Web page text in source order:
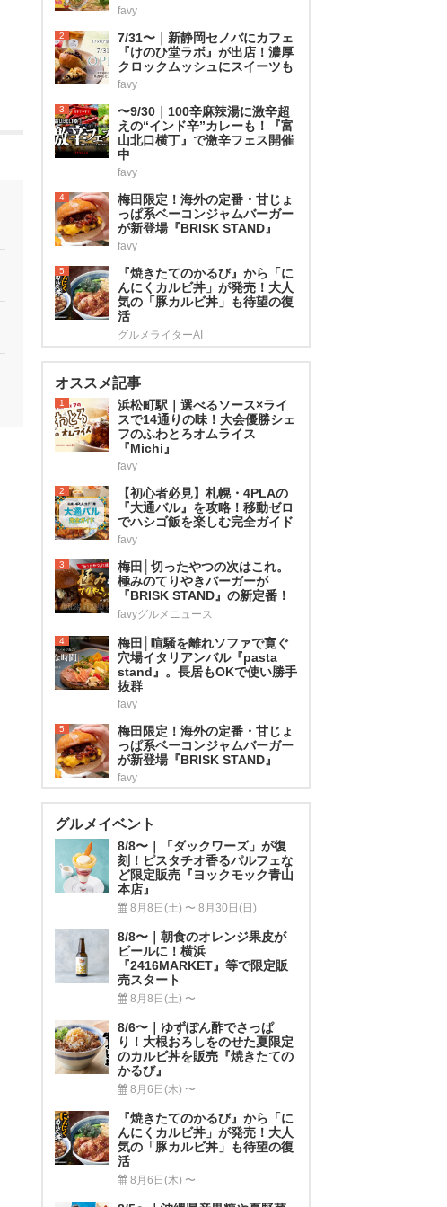
favy
2
7/31〜｜新静岡セノバにカフェ
『けのひ堂ラボ』が出店！濃厚
クロックムッシュにスイーツも
favy
3
〜9/30｜100辛麻辣湯に激辛超
えの“インド辛”カレーも！『富
山北口横丁』で激辛フェス開催
中
favy
4
梅田限定！海外の定番・甘じょ
っぱ系ベーコンジャムバーガー
が新登場『BRISK STAND』
favy
5
『焼きたてのかるび』から「に
んにくカルビ丼」が発売！大人
気の「豚カルビ丼」も待望の復
活
グルメライターAI
オススメ記事
1
浜松町駅｜選べるソース×ライ
スで14通りの味！大会優勝シェ
フのふわとろオムライス
『Michi』
favy
2
【初心者必見】札幌・4PLAの
『大通バル』を攻略！移動ゼロ
でハシゴ飯を楽しむ完全ガイド
favy
3
梅田│切ったやつの次はこれ。
極みのてりやきバーガーが
『BRISK STAND』の新定番！
favyグルメニュース
4
梅田│喧騒を離れソファで寛ぐ
穴場イタリアンバル『pasta
stand』。長居もOKで使い勝手
抜群
favy
5
梅田限定！海外の定番・甘じょ
っぱ系ベーコンジャムバーガー
が新登場『BRISK STAND』
favy
グルメイベント
8/8〜｜「ダックワーズ」が復
刻！ピスタチオ香るパルフェな
ど限定販売『ヨックモック青山
本店』
8月8日(土) 〜 8月30日(日)
8/8〜｜朝食のオレンジ果皮が
ビールに！横浜
『2416MARKET』等で限定販
売スタート
8月8日(土) 〜
8/6〜｜ゆずぽん酢でさっぱ
り！大根おろしをのせた夏限定
のカルビ丼を販売『焼きたての
かるび』
8月6日(木) 〜
『焼きたてのかるび』から「に
んにくカルビ丼」が発売！大人
気の「豚カルビ丼」も待望の復
活
8月6日(木) 〜